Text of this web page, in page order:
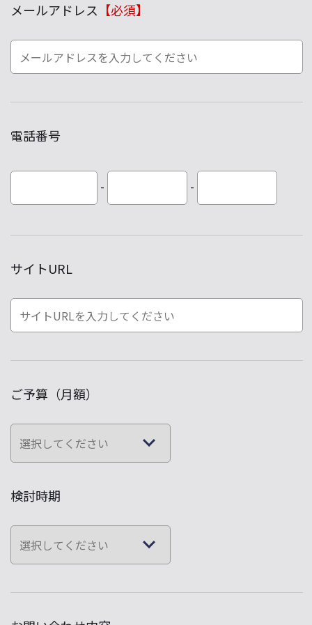
メールアドレス 【必須】
電話番号
- -
サイトURL
ご予算（月額）
検討時期